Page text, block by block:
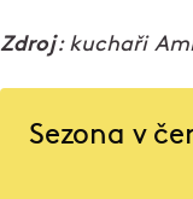
Zdroj: kuchaři
Sezona v